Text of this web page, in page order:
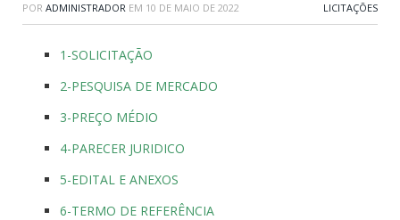
POR ADMINISTRADOR EM 10 DE MAIO DE 2022 LICITAÇÕES
1-SOLICITAÇÃO
2-PESQUISA DE MERCADO
3-PREÇO MÉDIO
4-PARECER JURIDICO
5-EDITAL E ANEXOS
6-TERMO DE REFERÊNCIA